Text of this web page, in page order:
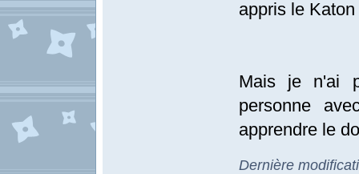
appris le
Mais je n'ai
personne
apprendre le
Dernière